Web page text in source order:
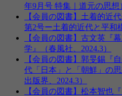
年9月号 特集｜道元の思想
【会員の図書】土着的近
第2号ー土着的近代と平和
【会員の図書】古文英『
学』（春風社、2024.3）
【会員の図書】郭旻錫『
代「日本」と「朝鮮」の
出版界、2024.3）
【会員の図書】松本智也